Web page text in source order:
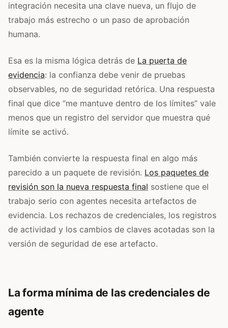
integración necesita una clave nueva, un flujo de
trabajo más estrecho o un paso de aprobación
humana.
Esa es la misma lógica detrás de La puerta de
evidencia: la confianza debe venir de pruebas
observables, no de seguridad retórica. Una respuesta
final que dice “me mantuve dentro de los límites” vale
menos que un registro del servidor que muestra qué
límite se activó.
También convierte la respuesta final en algo más
parecido a un paquete de revisión. Los paquetes de
revisión son la nueva respuesta final sostiene que el
trabajo serio con agentes necesita artefactos de
evidencia. Los rechazos de credenciales, los registros
de actividad y los cambios de claves acotadas son la
versión de seguridad de ese artefacto.
La forma mínima de las credenciales de
agente